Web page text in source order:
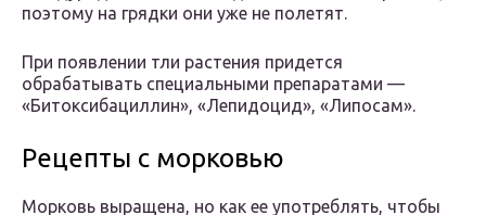
поэтому на грядки они уже не полетят.
При появлении тли растения придется
обрабатывать специальными препаратами —
«Битоксибациллин», «Лепидоцид», «Липосам».
Рецепты с морковью
Морковь выращена, но как ее употреблять, чтобы